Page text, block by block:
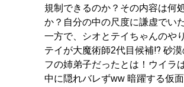
規制できるのか？その内容は何
か？自分の中の尺度に謙虚でい
一方で、シオとテイちゃんのや
テイが大魔術師2代目候補⁉︎ 砂
フの姉弟子だったとは！ウイラ
中に隠れバレずww 暗躍する仮